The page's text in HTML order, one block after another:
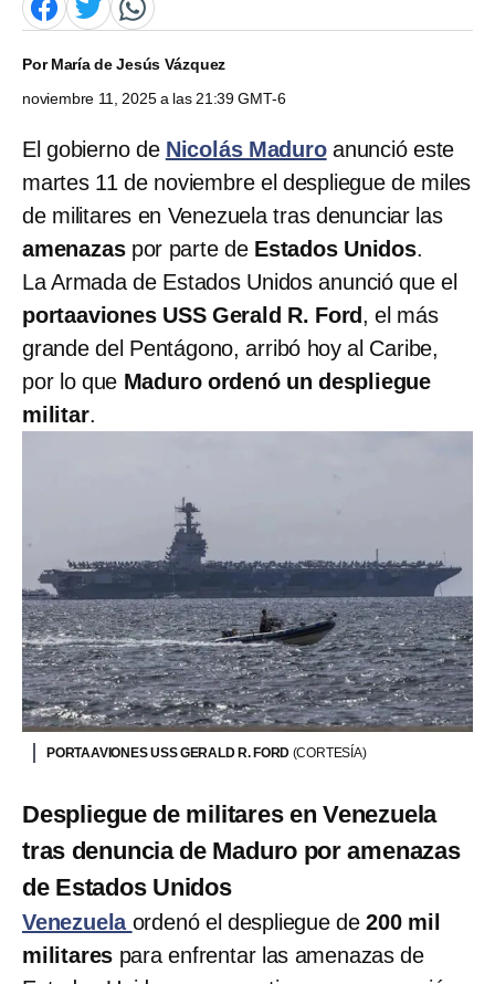
PorMaría de Jesús Vázquez
noviembre 11, 2025 a las 21:39 GMT-6
El gobierno de Nicolás Maduroanunció este
martes 11 de noviembre el despliegue de miles
de militares en Venezuela tras denunciar las
amenazas por parte deEstados Unidos.
La Armada de Estados Unidos anunció que el
portaaviones USS Gerald R. Ford , el más
grande del Pentágono, arribó hoy al Caribe,
por lo que Maduro ordenó un despliegue
militar.
PORTAAVIONES USS GERALD R. FORD (CORTESÍA)
Despliegue de militares en Venezuela
tras denuncia de Maduro por amenazas
de Estados Unidos
Venezuela ordenó el despliegue de200 mil
militares para enfrentar las amenazas de